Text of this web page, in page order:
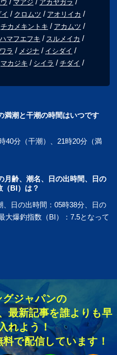
マアジ
アカヤガラ
クロムツ
アオリイカ
チカメキントキ
アカムツ
ハマフエフキ
スルメイカ
ラ メジナ
イシダイ
マカジキ シイラ
チダイ
満潮と干潮の時間はいつです
40分（干潮）、21時20分（満
月齢、潮名、日の出時間、日の
（BI）は？
、日の出時間：05時38分、日の
大爆釣指数（BI）：7.5となって
ジャパンの
最新記事を誰よりも早
れよう！
で配信しています！